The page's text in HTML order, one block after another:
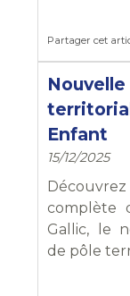
Partager cet
Enfant
15/12/2025
complète
Gallic, le
de pôle